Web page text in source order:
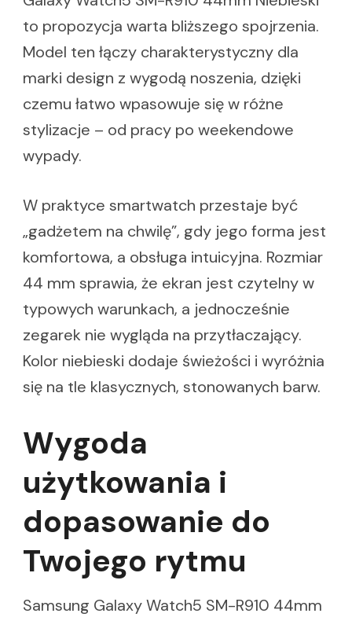
to propozycja warta bliższego spojrzenia.
Model ten łączy charakterystyczny dla
marki design z wygodą noszenia, dzięki
czemu łatwo wpasowuje się w różne
stylizacje – od pracy po weekendowe
wypady.
W praktyce smartwatch przestaje być
„gadżetem na chwilę”, gdy jego forma jest
komfortowa, a obsługa intuicyjna. Rozmiar
44 mm sprawia, że ekran jest czytelny w
typowych warunkach, a jednocześnie
zegarek nie wygląda na przytłaczający.
Kolor niebieski dodaje świeżości i wyróżnia
się na tle klasycznych, stonowanych barw.
Wygoda
użytkowania i
dopasowanie do
Twojego rytmu
Samsung Galaxy Watch5 SM-R910 44mm